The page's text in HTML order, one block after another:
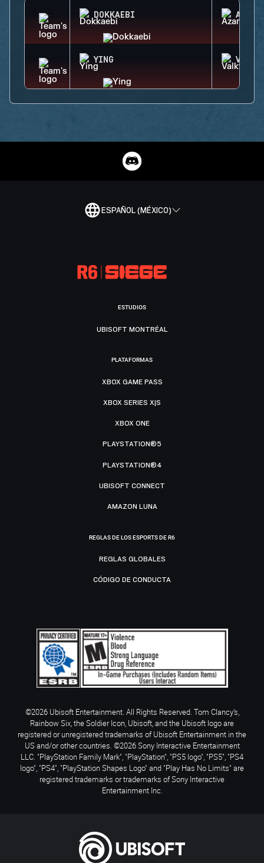
DOKKAEBI AZAMI
YING
ESPAÑOL (MÉXICO)
ESTUDIOS
UBISOFT MONTRÉAL
PLATAFORMAS
XBOX GAME PASS
XBOX SERIES X|S
XBOX ONE
PLAYSTATION®5
PLAYSTATION®4
UBISOFT CONNECT
AMAZON LUNA
REGLAS DE LOS ESPORTS DE R6
REGLAS GLOBALES
CÓDIGO DE CONDUCTA
©2026 Ubisoft Entertainment. All Rights Reserved. Tom Clancy’s,
Rainbow Six, the Soldier Icon, Ubisoft, and the Ubisoft logo are
registered or unregistered trademarks of Ubisoft Entertainment in the
US and/or other countries. ©2026 Sony Interactive Entertainment
LLC. "PlayStation Family Mark", "PlayStation", "PS5 logo", "PS5", "PS4
logo", "PS4", "PlayStation Shapes Logo" and "Play Has No Limits" are
registered trademarks or trademarks of Sony Interactive
Entertainment Inc.